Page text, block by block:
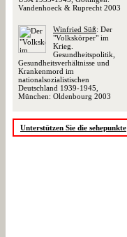
Vandenhoeck & Ruprecht 2003
Winfried Süß: Der
"Volkskörper" im
Krieg.
Gesundheitspolitik,
Gesundheitsverhältnisse und
Krankenmord im
nationalsozialistischen
Deutschland 1939-1945,
München: Oldenbourg 2003
Unterstützen Sie die sehepunkte